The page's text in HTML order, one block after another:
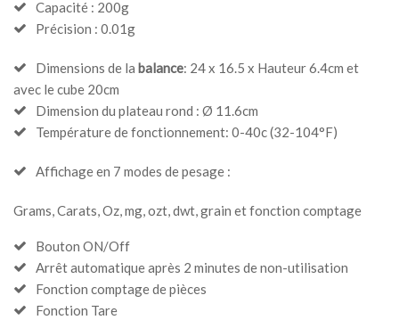
Capacité : 200g
Précision : 0.01g
Dimensions de la balance: 24 x 16.5 x Hauteur 6.4cm et
avec le cube 20cm
Dimension du plateau rond : Ø 11.6cm
Température de fonctionnement: 0-40c (32-104°F)
Affichage en 7 modes de pesage :
Grams, Carats, Oz, mg, ozt, dwt, grain et fonction comptage
Bouton ON/Off
Arrêt automatique après 2 minutes de non-utilisation
Fonction comptage de pièces
Fonction Tare